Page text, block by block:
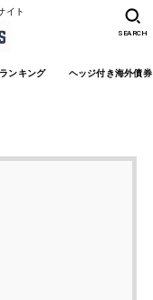
イト
ンキング ヘッジ付き海外債
SEARCH